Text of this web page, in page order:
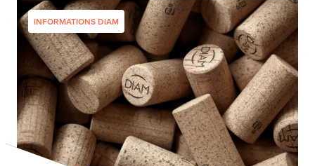
INFORMATIONS DIAM